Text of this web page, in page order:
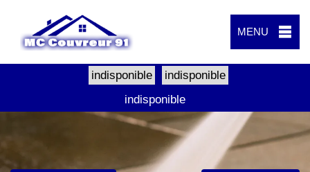
MENU
indisponible
indisponible
indisponible